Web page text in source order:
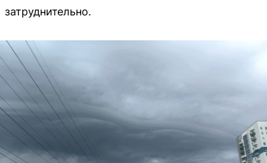
затруднительно.